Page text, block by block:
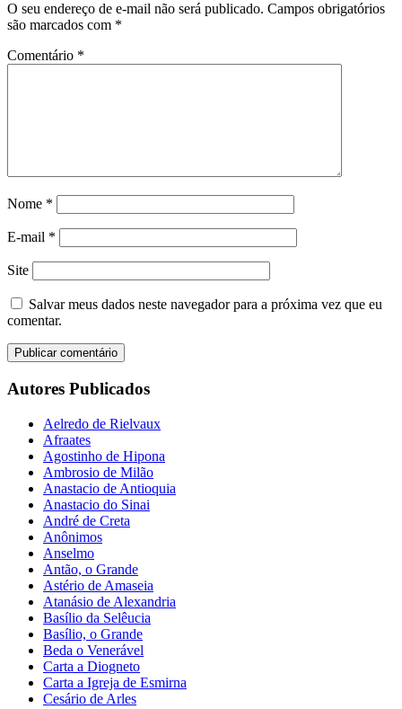
O seu endereço de e-mail não será publicado. Campos obrigatórios
são marcados com *
Comentário *
Nome *
E-mail *
Site
Salvar meus dados neste navegador para a próxima vez que eu
comentar.
Autores Publicados
Aelredo de Rielvaux
Afraates
Agostinho de Hipona
Ambrosio de Milão
Anastacio de Antioquia
Anastacio do Sinai
André de Creta
Anônimos
Anselmo
Antão, o Grande
Astério de Amaseia
Atanásio de Alexandria
Basílio da Selêucia
Basílio, o Grande
Beda o Venerável
Carta a Diogneto
Carta a Igreja de Esmirna
Cesário de Arles